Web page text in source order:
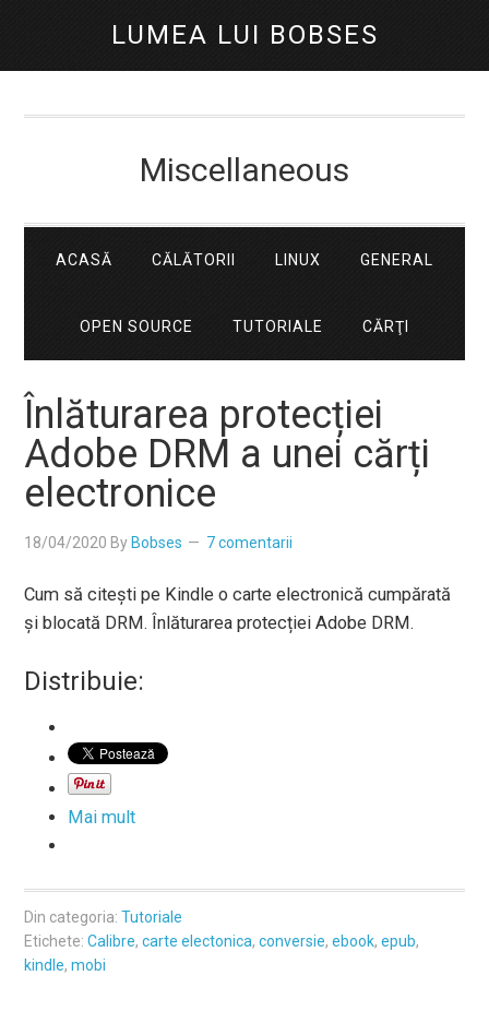
LUMEA LUI BOBSES
Miscellaneous
ACASĂ CĂLĂTORII LINUX GENERAL
OPEN SOURCE TUTORIALE CĂRŢI
Înlăturarea protecției
Adobe DRM a unei cărți
electronice
18/04/2020 By Bobses 7 comentarii
Cum să citești pe Kindle o carte electronică cumpărată
și blocată DRM. Înlăturarea protecției Adobe DRM.
Distribuie:
Mai mult
Din categoria:Tutoriale
Etichete:Calibre,carte electonica,conversie,ebook,epub,
kindle,mobi